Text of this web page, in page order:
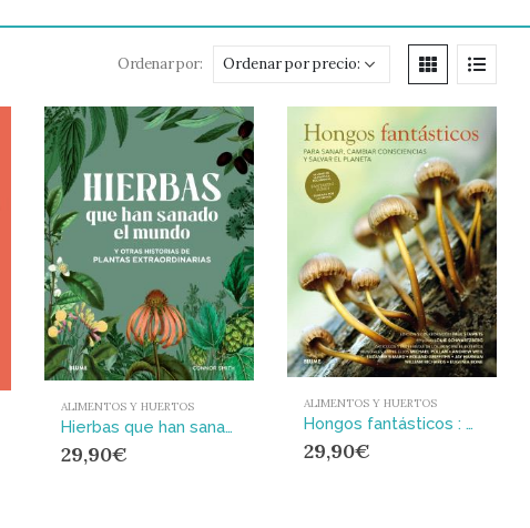
Ordenar por:
ALIMENTOS Y HUERTOS
Hierbas que han sanado el mundo : y otras historias de plantas extraordinarias
29,90€
ALIMENTOS Y HUERTOS
Hongos fantásticos : Para sanar, cambiar consciencias y salvar el planeta
29,90€